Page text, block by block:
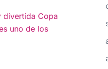
divertida Copa
uno de los